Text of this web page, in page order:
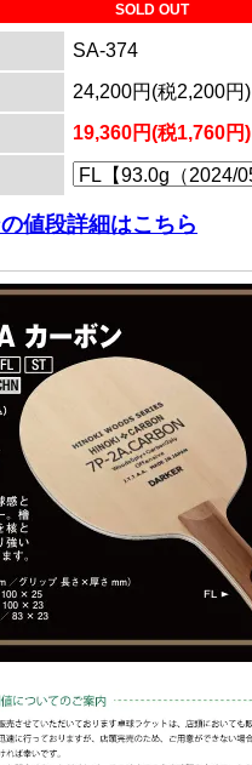
SOLD OUT
SA-374
24,200円(税2,200円)
19,360円(税1,760円)
値段詳細はこちら